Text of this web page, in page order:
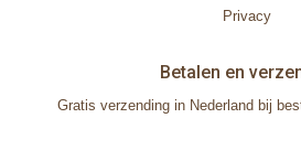
Privacy
Betalen en
Gratis verzending in Nederland bij